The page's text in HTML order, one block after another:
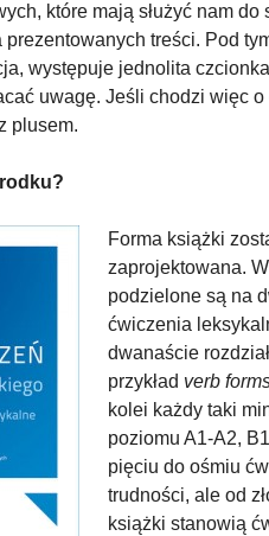
które mają służyć nam
prezentowanych treści. Pod
występuje jednolita
uwagę. Jeśli chodzi więc
plusem.
Forma książki
zaprojektowana.
podzielone są na
ćwiczenia
dwanaście
przykład verb
kolei każdy taki
poziomu A1-A2,
pięciu do ośmiu
trudności, ale od
książki stanowią